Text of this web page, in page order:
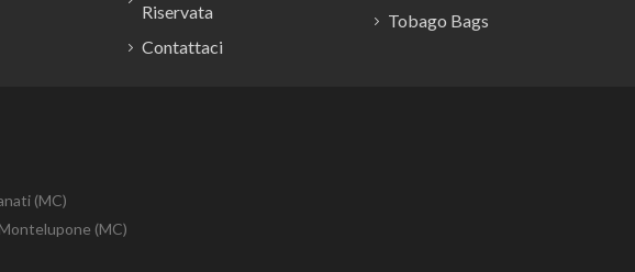
Riservata
Contattaci
Tobago Bags
(MC)
(MC)